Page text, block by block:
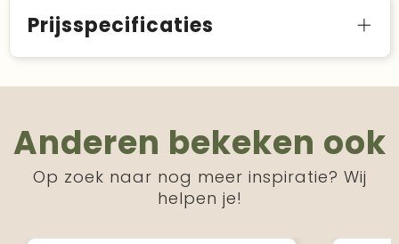
Prijsspecificaties
Anderen bekeken ook
Op zoek naar nog meer inspiratie? Wij
helpen je!